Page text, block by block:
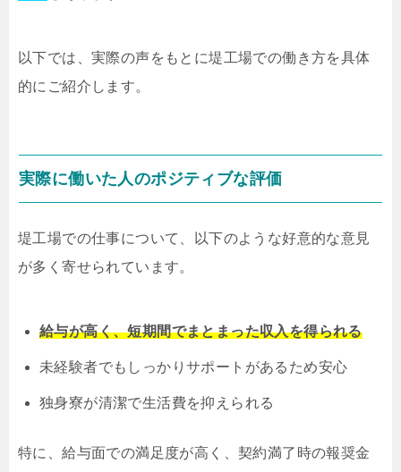
以下では、実際の声をもとに堤工場での働き方を具体
的にご紹介します。
実際に働いた人のポジティブな評価
堤工場での仕事について、以下のような好意的な意見
が多く寄せられています。
給与が高く、短期間でまとまった収入を得られる
未経験者でもしっかりサポートがあるため安心
独身寮が清潔で生活費を抑えられる
特に、給与面での満足度が高く、契約満了時の報奨金